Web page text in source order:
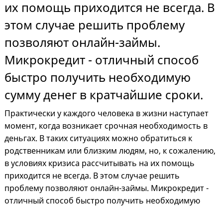
их помощь приходится не всегда. В
этом случае решить проблему
позволяют онлайн-займы.
Микрокредит - отличный способ
быстро получить необходимую
сумму денег в кратчайшие сроки.
Практически у каждого человека в жизни наступает
момент, когда возникает срочная необходимость в
деньгах. В таких ситуациях можно обратиться к
родственникам или близким людям, но, к сожалению,
в условиях кризиса рассчитывать на их помощь
приходится не всегда. В этом случае решить
проблему позволяют онлайн-займы. Микрокредит -
отличный способ быстро получить необходимую